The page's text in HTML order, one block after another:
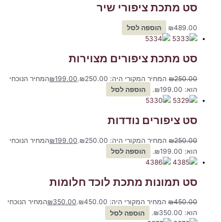
סט מתכת ציפורי שיר
₪489.00 הוספה לסל
סט מתכת ציפורים מצוירות
₪250.00 המחיר המקורי היה: ₪250.00. ₪199.00
המחיר הנוכחי
הוא: ₪199.00.
הוספה לסל
סט ציפורים נודדות
₪250.00 המחיר המקורי היה: ₪250.00. ₪199.00
המחיר הנוכחי
הוא: ₪199.00.
הוספה לסל
סט תמונות מתכת לוכד חלומות
₪450.00 המחיר המקורי היה: ₪450.00. ₪350.00
המחיר הנוכחי
הוא: ₪350.00.
הוספה לסל